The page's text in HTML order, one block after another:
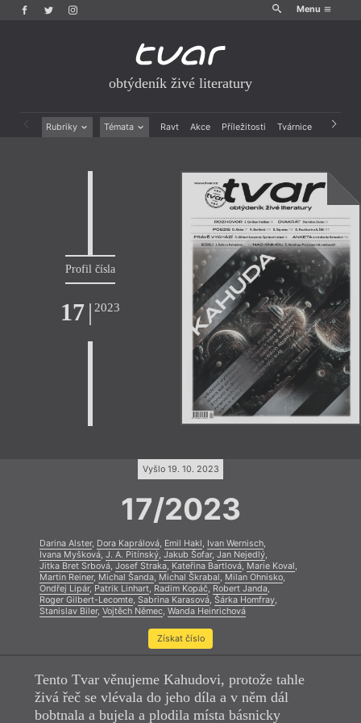
Menu
obtýdeník živé literatury
Rubriky Témata Ravt Akce Příležitosti Tvárnice Archiv
Výroční ceny
Profil čísla
17| 2023
Vyšlo 19. 10. 2023
17/2023
Darina Alster, Dora Kaprálová, Emil Hakl , Ivan Wernisch,
Ivana Myšková, J. A. Pitínský, Jakub Šofar, Jan Nejedlý,
Jitka Bret Srbová, Josef Straka, Kateřina Bartlová, Marie Koval ,
Martin Reiner, Michal Šanda, Michal Škrabal , Milan Ohnisko,
Ondřej Lipár, Patrik Linhart, Radim Kopáč, Robert Janda,
Roger Gilbert-Lecomte, Sabrina Karasová, Šárka Homfray,
Stanislav Biler, Vojtěch Němec, Wanda Heinrichová
Získat číslo
Tento Tvar věnujeme Kahudovi, protože tahle
živá řeč se vlévala do jeho díla a v něm dál
bobtnala a bujela a plodila místa básnicky